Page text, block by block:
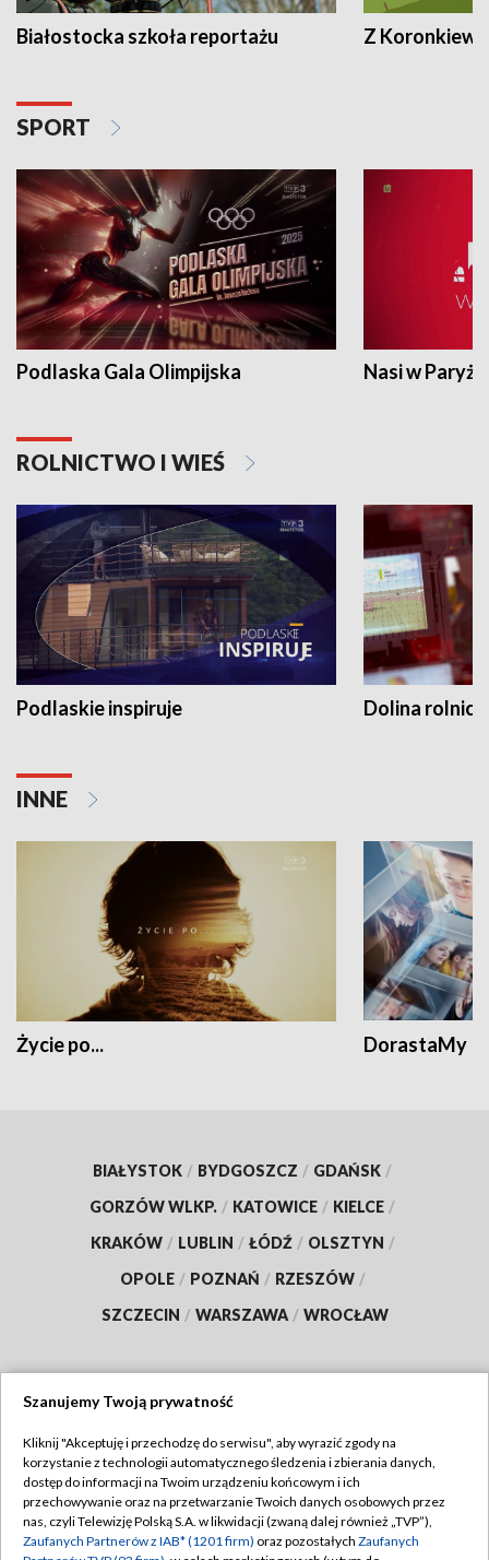
Białostocka szkoła reportażu Z
SPORT
Podlaska Gala Olimpijska Nasi w Paryżu
ROLNICTWO I WIEŚ
Podlaskie inspiruje Dolina
INNE
Życie po... DorastaMy
BIAŁYSTOK / BYDGOSZCZ / GDAŃSK /
GORZÓW WLKP. / KATOWICE / KIELCE /
KRAKÓW / LUBLIN / ŁÓDŹ / OLSZTYN /
OPOLE / POZNAŃ / RZESZÓW /
SZCZECIN / WARSZAWA / WROCŁAW
TVP
Abonament TVP
Emisja w TVP
Regulamin TVP
Polityka prywatności
Szanujemy Twoją prywatność
Kliknij "Akceptuję i przechodzę do serwisu", aby wyrazić zgody na
korzystanie z technologii automatycznego śledzenia i zbierania danych,
dostęp do informacji na Twoim urządzeniu końcowym i ich
przechowywanie oraz na przetwarzanie Twoich danych osobowych przez
nas, czyli Telewizję Polską S.A. w likwidacji (zwaną dalej również „TVP”),
Zaufanych Partnerów z IAB* (1201 firm) oraz pozostałych Zaufanych